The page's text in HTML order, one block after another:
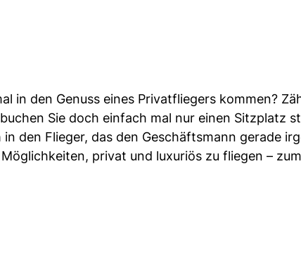
in den Genuss eines Privatfliegers kommen?
Sie doch einfach mal nur einen Sitzplatz
den Flieger, das den Geschäftsmann gerade
privat und luxuriös zu fliegen –